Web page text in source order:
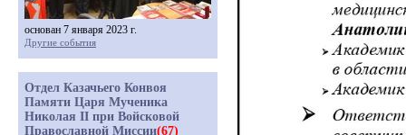
основан 7 января 2023 г.
Другие события
Отдел Казачьего Конвоя
Памяти Царя Мученика
Николая II при Войсковой
Православной Миссии(67)